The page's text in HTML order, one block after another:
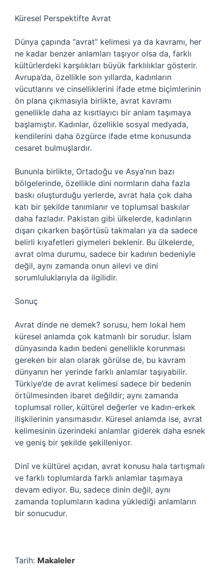
Küresel Perspektifte Avrat
Dünya çapında “avrat” kelimesi ya da kavramı, her
ne kadar benzer anlamları taşıyor olsa da, farklı
kültürlerdeki karşılıkları büyük farklılıklar gösterir.
Avrupa’da, özellikle son yıllarda, kadınların
vücutlarını ve cinselliklerini ifade etme biçimlerinin
ön plana çıkmasıyla birlikte, avrat kavramı
genellikle daha az kısıtlayıcı bir anlam taşımaya
başlamıştır. Kadınlar, özellikle sosyal medyada,
kendilerini daha özgürce ifade etme konusunda
cesaret bulmuşlardır.
Bununla birlikte, Ortadoğu ve Asya’nın bazı
bölgelerinde, özellikle dini normların daha fazla
baskı oluşturduğu yerlerde, avrat hala çok daha
katı bir şekilde tanımlanır ve toplumsal baskılar
daha fazladır. Pakistan gibi ülkelerde, kadınların
dışarı çıkarken başörtüsü takmaları ya da sadece
belirli kıyafetleri giymeleri beklenir. Bu ülkelerde,
avrat olma durumu, sadece bir kadının bedeniyle
değil, aynı zamanda onun ailevi ve dini
sorumluluklarıyla da ilgilidir.
Sonuç
Avrat dinde ne demek? sorusu, hem lokal hem
küresel anlamda çok katmanlı bir sorudur. İslam
dünyasında kadın bedeni genellikle korunması
gereken bir alan olarak görülse de, bu kavram
dünyanın her yerinde farklı anlamlar taşıyabilir.
Türkiye’de de avrat kelimesi sadece bir bedenin
örtülmesinden ibaret değildir; aynı zamanda
toplumsal roller, kültürel değerler ve kadın-erkek
ilişkilerinin yansımasıdır. Küresel anlamda ise, avrat
kelimesinin üzerindeki anlamlar giderek daha esnek
ve geniş bir şekilde şekilleniyor.
Dinî ve kültürel açıdan, avrat konusu hala tartışmalı
ve farklı toplumlarda farklı anlamlar taşımaya
devam ediyor. Bu, sadece dinin değil, aynı
zamanda toplumların kadına yüklediği anlamların
bir sonucudur.
Tarih: Makaleler